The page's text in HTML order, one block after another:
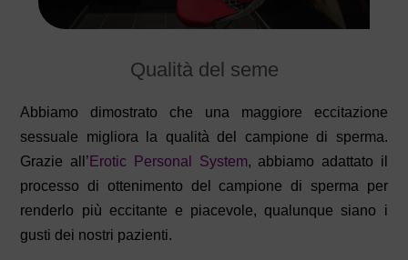
Qualità del seme
Abbiamo dimostrato che una maggiore eccitazione
sessuale migliora la qualità del campione di sperma.
Grazie all’ Erotic Personal System, abbiamo adattato il
processo di ottenimento del campione di sperma per
renderlo più eccitante e piacevole, qualunque siano i
gusti dei nostri pazienti.